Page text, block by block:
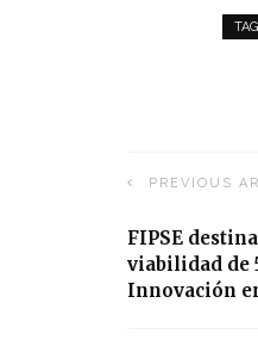
PREVIOUS
FIPSE
viabilidad de
Innovación